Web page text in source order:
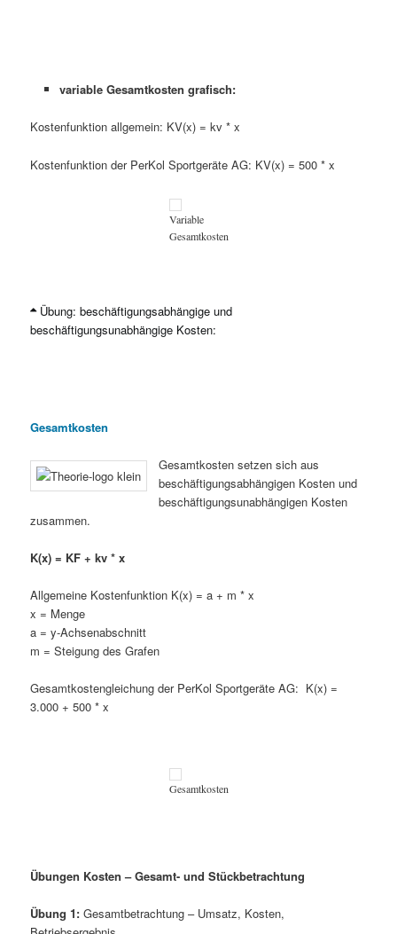
variable Gesamtkosten grafisch:
Kostenfunktion allgemein: KV(x) = kv * x
Kostenfunktion der PerKol Sportgeräte AG: KV(x) = 500 * x
Variable
Gesamtkosten
>>>> Entscheiden Sie jeweils, ob es sich bei den nachfolgenden
Kosten um beschäftigungsabhängige oder
beschäftigungsunabhängige Kosten handelt.
if(window.SUImageCarousel){setTimeout(function()
0);}var
Übung: beschäftigungsabhängige und
beschäftigungsunabhängige Kosten:
Gesamtkosten
Gesamtkosten setzen sich aus
beschäftigungsabhängigen Kosten und
beschäftigungsunabhängigen Kosten
zusammen.
K(x) = KF + kv * x
Allgemeine Kostenfunktion K(x) = a + m * x
x = Menge
a = y-Achsenabschnitt
m = Steigung des Grafen
Gesamtkostengleichung der PerKol Sportgeräte AG: K(x) =
3.000 + 500 * x
Gesamtkosten
Übungen Kosten – Gesamt- und Stückbetrachtung
Übung 1: Gesamtbetrachtung – Umsatz, Kosten,